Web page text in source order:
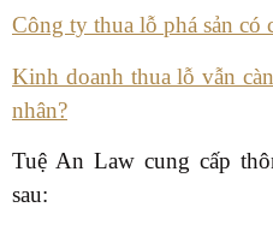
Công ty thua lỗ phá sản có
Kinh doanh thua lỗ vẫn
nhân?
Tuệ An Law cung cấp
sau: